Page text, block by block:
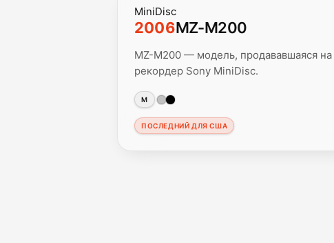
MiniDisc
2006MZ-M200
MZ-M200 — модель, продававшаяся
рекордер Sony MiniDisc.
M
ПОСЛЕДНИЙ ДЛЯ США